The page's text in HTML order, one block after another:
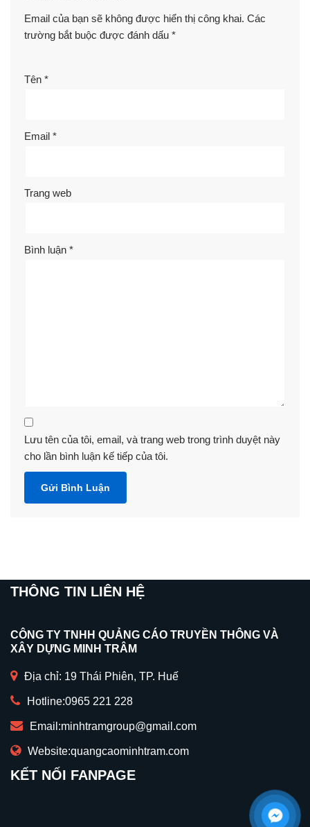
Email của bạn sẽ không được hiển thị công khai. Các
trường bắt buộc được đánh dấu *
Tên *
Email *
Trang web
Bình luận *
Lưu tên của tôi, email, và trang web trong trình duyệt này
cho lần bình luận kế tiếp của tôi.
THÔNG TIN LIÊN HỆ
CÔNG TY TNHH QUẢNG CÁO TRUYỀN THÔNG VÀ
XÂY DỰNG MINH TRÂM
Địa chỉ: 19 Thái Phiên, TP. Huế
Hotline:0965 221 228
Email:minhtramgroup@gmail.com
Website:quangcaominhtram.com
KẾT NỐI FANPAGE